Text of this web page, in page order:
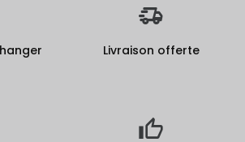
Livraison offerte